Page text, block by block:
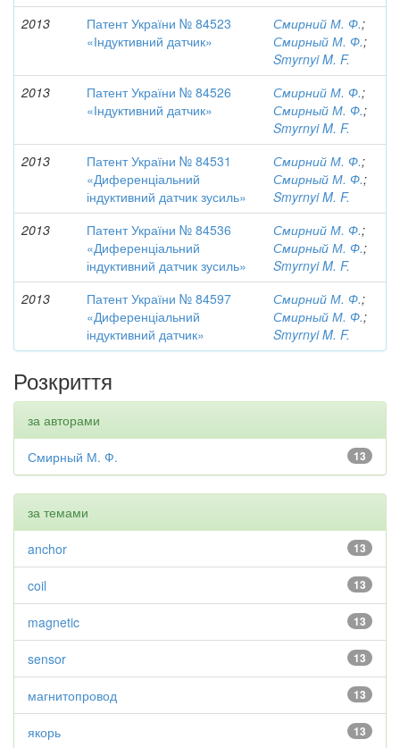
2013
Патент України № 84523
«Індуктивний датчик»
Смирний М. Ф.;
Смирный М. Ф.;
Smyrnyi M. F.
2013
Патент України № 84526
«Індуктивний датчик»
Смирний М. Ф.;
Смирный М. Ф.;
Smyrnyi M. F.
2013
Патент України № 84531
«Диференціальний
індуктивний датчик зусиль»
Смирний М. Ф.;
Смирный М. Ф.;
Smyrnyi M. F.
2013
Патент України № 84536
«Диференціальний
індуктивний датчик зусиль»
Смирний М. Ф.;
Смирный М. Ф.;
Smyrnyi M. F.
2013
Патент України № 84597
«Диференціальний
індуктивний датчик»
Смирний М. Ф.;
Смирный М. Ф.;
Smyrnyi M. F.
Розкриття
за авторами
13
Смирный М. Ф.
за темами
13
anchor
13
coil
13
magnetic
13
sensor
13
магнитопровод
13
якорь